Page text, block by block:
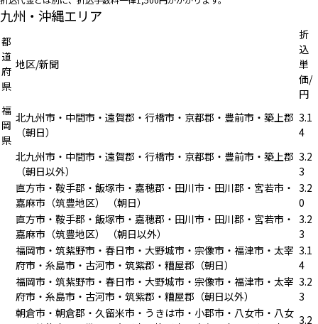
九州・沖縄エリア
都
道
府
県
地区/新聞
折
込
単
価/
円
福
岡
県
北九州市・中間市・遠賀郡・行橋市・京都郡・豊前市・築上郡
（朝日）
3.1
4
北九州市・中間市・遠賀郡・行橋市・京都郡・豊前市・築上郡
（朝日以外）
3.2
3
直方市・鞍手郡・飯塚市・嘉穂郡・田川市・田川郡・宮若市・
嘉麻市（筑豊地区） （朝日）
3.2
0
直方市・鞍手郡・飯塚市・嘉穂郡・田川市・田川郡・宮若市・
嘉麻市（筑豊地区） （朝日以外）
3.2
3
福岡市・筑紫野市・春日市・大野城市・宗像市・福津市・太宰
府市・糸島市・古河市・筑紫郡・糟屋郡（朝日）
3.1
4
福岡市・筑紫野市・春日市・大野城市・宗像市・福津市・太宰
府市・糸島市・古河市・筑紫郡・糟屋郡（朝日以外）
3.2
3
朝倉市・朝倉郡・久留米市・うきは市・小郡市・八女市・八女 3.2